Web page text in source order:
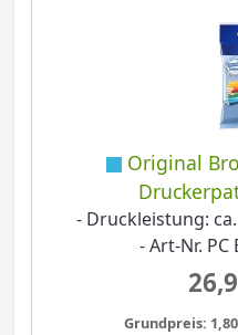
Original
- Druckleistung:
- Art-Nr. PC
Grundpreis: